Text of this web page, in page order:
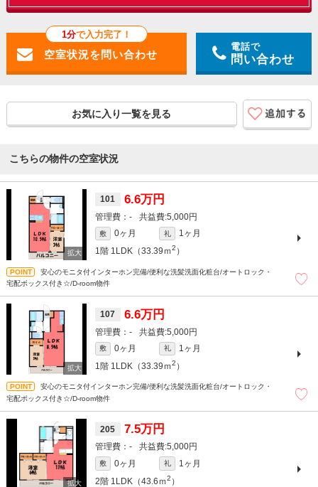
1分で入力完了！
電話で
問い合わせ
お気に入り一覧を見る
こちらの物件の空室状況
101 6.6万円
- 5,000円
敷 0ヶ月 礼
1ヶ月
1階 1LDK（33.39ｍ2 ）
安心のモニタ付インターホン完備/便利な洗髪洗面化粧台/オートロック・
宅配ボックス付き☆/D-room物件
107 6.6万円
- 5,000円
敷 0ヶ月 礼
1ヶ月
1階 1LDK（33.39ｍ2 ）
安心のモニタ付インターホン完備/便利な洗髪洗面化粧台/オートロック・
宅配ボックス付き☆/D-room物件
205 7.5万円
- 5,000円
敷 0ヶ月 礼
1ヶ月
2階 1LDK（43.6ｍ2 ）